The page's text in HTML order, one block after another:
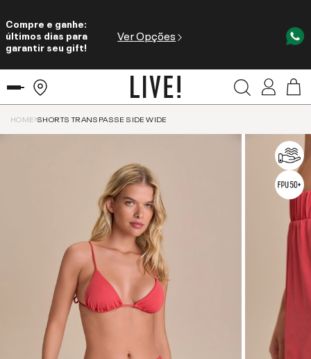
Compre e ganhe:
últimos dias para
garantir seu gift!
Ver Opções
HOME SHORTS TRANSPASSE SIDE WIDE